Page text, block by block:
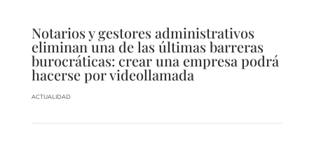
Notarios y gestores administrativos
eliminan una de las últimas barreras
burocráticas: crear una empresa podrá
hacerse por videollamada
ACTUALIDAD